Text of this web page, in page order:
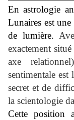
En astrologie
Lunaires est
de lumière.
exactement
axe
sentimentale
secret et de
la scientologie
Cette position